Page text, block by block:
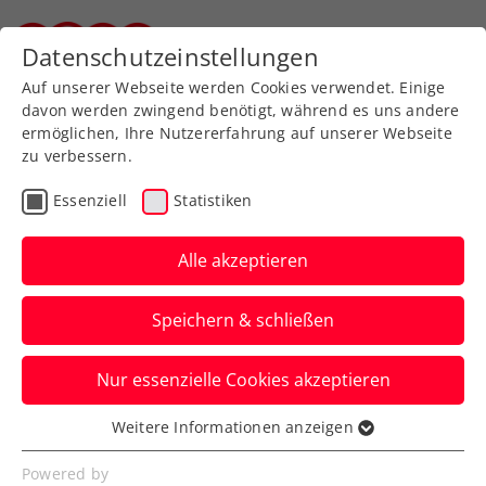
Zurück zur Newsübersicht
Turniere
Erler/Miedler: „Das
Marrakesch-Finale will
uns anscheinend nicht“
Österreichs Spitzendoppel wird beim
ATP-250-Turnier in Marokko wie 2023 im
Endspiel gestoppt.
Verfasst von: Manuel Wachta, 06.04.2024
Datenschutzeinstellungen
Auf unserer Webseite werden Cookies verwendet. Einige
davon werden zwingend benötigt, während es uns andere
ermöglichen, Ihre Nutzererfahrung auf unserer Webseite
zu verbessern.
Essenziell Statistiken
Alle akzeptieren
Speichern & schließen
Nur essenzielle Cookies akzeptieren
Essenziell
Essenzielle Cookies werden für grundlegende
Weitere Informationen anzeigen
Powered by